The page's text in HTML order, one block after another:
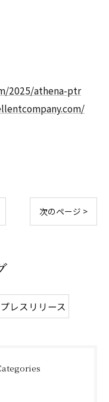
2025/athena-ptr
次のページ >
レスリリース